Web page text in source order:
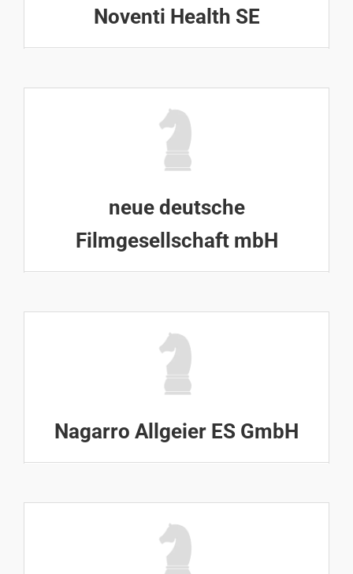
Noventi Health SE
neue deutsche
Filmgesellschaft mbH
Nagarro Allgeier ES GmbH